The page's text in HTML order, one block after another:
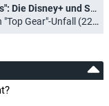
Neues von "9-1-1: Notruf L.A." und "Star Wars": Die Disney+ und Star-Highlights im Mai
Unfall (22.04.2025)